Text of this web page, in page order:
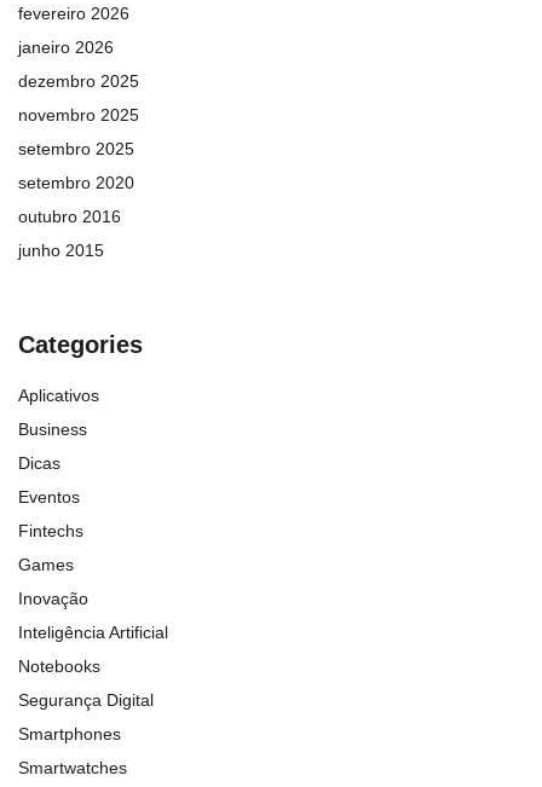
fevereiro 2026
janeiro 2026
dezembro 2025
novembro 2025
setembro 2025
setembro 2020
outubro 2016
junho 2015
Categories
Aplicativos
Business
Dicas
Eventos
Fintechs
Games
Inovação
Inteligência Artificial
Notebooks
Segurança Digital
Smartphones
Smartwatches